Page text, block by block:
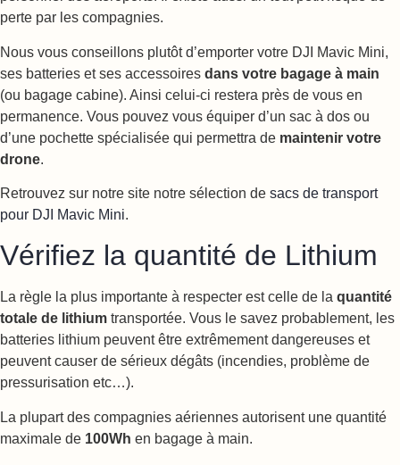
perte par les compagnies.
Nous vous conseillons plutôt d’emporter votre DJI Mavic Mini,
ses batteries et ses accessoires dans votre bagage à main
(ou bagage cabine). Ainsi celui-ci restera près de vous en
permanence. Vous pouvez vous équiper d’un sac à dos ou
d’une pochette spécialisée qui permettra de maintenir votre
drone.
Retrouvez sur notre site notre sélection de sacs de transport
pour DJI Mavic Mini.
Vérifiez la quantité de Lithium
La règle la plus importante à respecter est celle de la quantité
totale de lithium transportée. Vous le savez probablement, les
batteries lithium peuvent être extrêmement dangereuses et
peuvent causer de sérieux dégâts (incendies, problème de
pressurisation etc…).
La plupart des compagnies aériennes autorisent une quantité
maximale de 100Wh en bagage à main.